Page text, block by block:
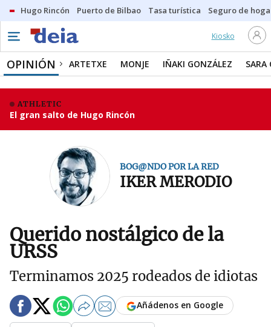
Hugo Rincón Puerto de Bilbao Tasa turística Seguro de
Kiosko
OPINIÓN ARTETXE MONJE IÑAKI GONZÁLEZ SARA
ATHLETIC
El gran salto de Hugo Rincón
BOG@NDO POR LA RED
IKER MERODIO
Querido nostálgico de la
URSS
Terminamos 2025 rodeados de idiotas
Añádenos en Google